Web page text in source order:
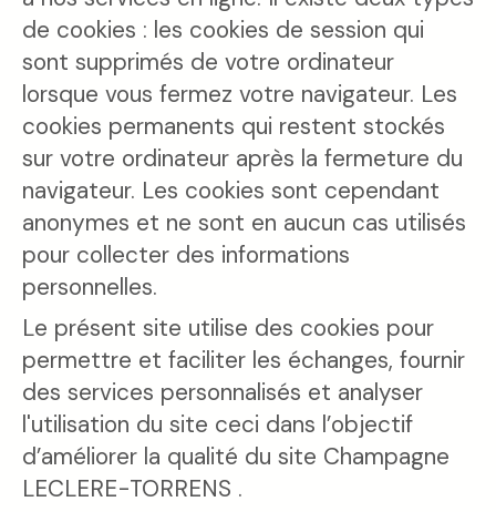
de cookies : les cookies de session qui
sont supprimés de votre ordinateur
lorsque vous fermez votre navigateur. Les
cookies permanents qui restent stockés
sur votre ordinateur après la fermeture du
navigateur. Les cookies sont cependant
anonymes et ne sont en aucun cas utilisés
pour collecter des informations
personnelles.
Le présent site utilise des cookies pour
permettre et faciliter les échanges, fournir
des services personnalisés et analyser
l'utilisation du site ceci dans l’objectif
d’améliorer la qualité du site Champagne
LECLERE-TORRENS .